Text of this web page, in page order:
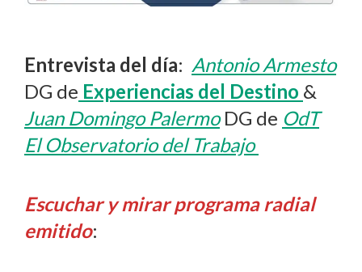
Entrevista del día: Antonio Armesto
DG de Experiencias del Destino &
Juan Domingo PalermoDG de OdT
El Observatorio del Trabajo
Escuchar y mirar programa radial
emitido: